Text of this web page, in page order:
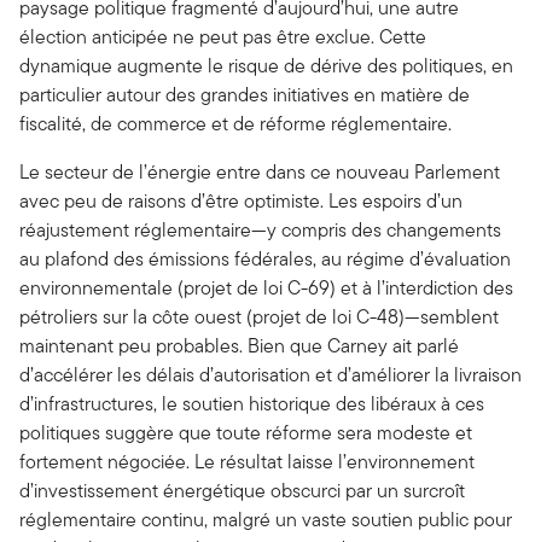
paysage politique fragmenté d’aujourd’hui, une autre
élection anticipée ne peut pas être exclue. Cette
dynamique augmente le risque de dérive des politiques, en
particulier autour des grandes initiatives en matière de
fiscalité, de commerce et de réforme réglementaire.
Le secteur de l’énergie entre dans ce nouveau Parlement
avec peu de raisons d’être optimiste. Les espoirs d’un
réajustement réglementaire—y compris des changements
au plafond des émissions fédérales, au régime d’évaluation
environnementale (projet de loi C-69) et à l’interdiction des
pétroliers sur la côte ouest (projet de loi C-48)—semblent
maintenant peu probables. Bien que Carney ait parlé
d’accélérer les délais d’autorisation et d’améliorer la livraison
d’infrastructures, le soutien historique des libéraux à ces
politiques suggère que toute réforme sera modeste et
fortement négociée. Le résultat laisse l’environnement
d’investissement énergétique obscurci par un surcroît
réglementaire continu, malgré un vaste soutien public pour